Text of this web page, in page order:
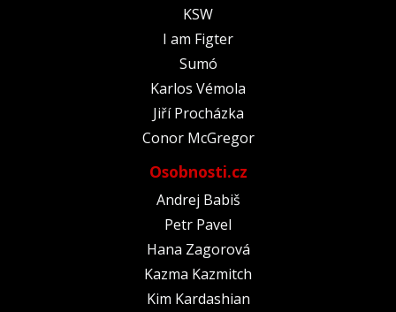
KSW
I am Figter
Sumó
Karlos Vémola
Jiří Procházka
Conor McGregor
Osobnosti.cz
Andrej Babiš
Petr Pavel
Hana Zagorová
Kazma Kazmitch
Kim Kardashian